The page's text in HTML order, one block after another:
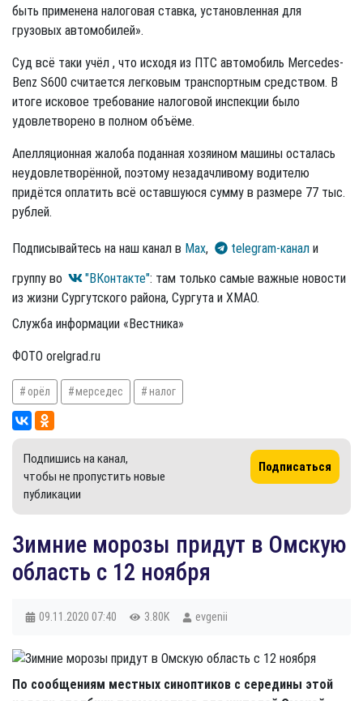
быть применена налоговая ставка, установленная для
грузовых автомобилей».
Суд всё таки учёл , что исходя из ПТС автомобиль Mercedes-
Benz S600 считается легковым транспортным средством. В
итоге исковое требование налоговой инспекции было
удовлетворено в полном объёме.
Апелляционная жалоба поданная хозяином машины осталась
неудовлетворённой, поэтому незадачливому водителю
придётся оплатить всё оставшуюся сумму в размере 77 тыс.
рублей.
Подписывайтесь на наш канал в Max, telegram-канал и
группу во
"ВКонтакте": там только самые важные новости
из жизни Сургутского района, Сургута и ХМАО.
Служба информации «Вестника»
ФОТО orelgrad.ru
орёл мерседес налог
Подпишись на канал,
чтобы не пропустить новые
публикации
Подписаться
​Зимние морозы придут в Омскую
область с 12 ноября
09.11.2020 07:40 3.80K evgenii
По сообщениям местных синоптиков с середины этой